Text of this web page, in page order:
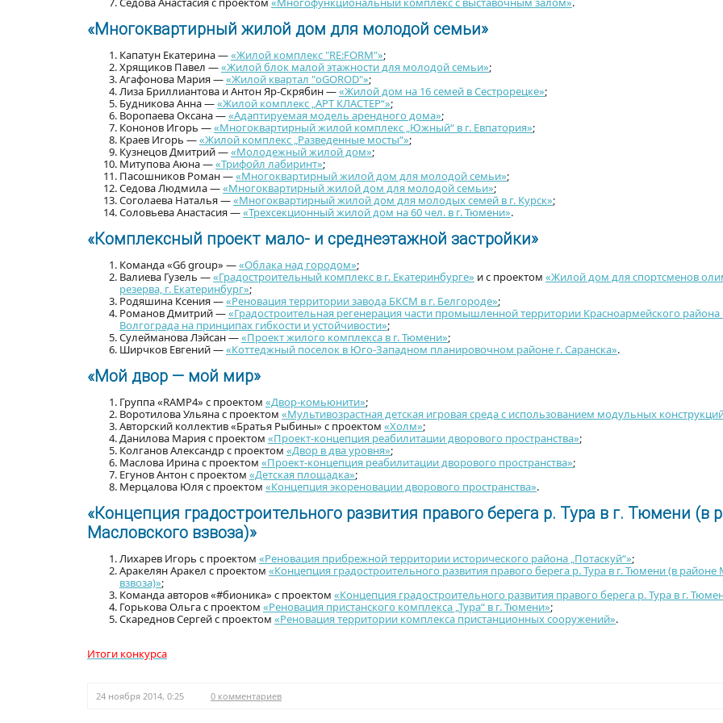
«Многоквартирный жилой дом для молодой семьи»
Капатун Екатерина —«Жилой комплекс "RE:FORM"»;
Хрящиков Павел —«Жилой блок малой этажности для молодой семьи»;
Агафонова Мария —«Жилой квартал "oGOROD"»;
Лиза Бриллиантова и Антон Яр-Скрябин —«Жилой дом на 16 семей в Сестрорецке»;
Будникова Анна —«Жилой комплекс „АРТ КЛАСТЕР“»;
Воропаева Оксана —«Адаптируемая модель арендного дома»;
Кононов Игорь —«Многоквартирный жилой комплекс „Южный“ в г. Евпатория»;
Краев Игорь —«Жилой комплекс „Разведенные мосты“»;
Кузнецов Дмитрий —«Молодежный жилой дом»;
Митупова Аюна —«Трифойл лабиринт»;
Пасошников Роман —«Многоквартирный жилой дом для молодой семьи»;
Седова Людмила —«Многоквартирный жилой дом для молодой семьи»;
Соголаева Наталья —«Многоквартирный жилой дом для молодых семей в г. Курск»;
Соловьева Анастасия —«Трехсекционный жилой дом на 60 чел. в г. Тюмени».
«Комплексный проект мало- и среднеэтажной застройки»
Команда «G6 group» —«Облака над городом»;
Валиева Гузель —«Градостроительный комплекс в г. Екатеринбурге» и с проектом «Жилой дом для спортсменов
резерва, г. Екатеринбург»;
Родяшина Ксения —«Реновация территории завода БКСМ в г. Белгороде»;
Романов Дмитрий —«Градостроительная регенерация части промышленной территории Красноармейского района
Волгограда на принципах гибкости и устойчивости»;
Сулейманова Лэйсан —«Проект жилого комплекса в г. Тюмени»;
Ширчков Евгений —«Коттеджный поселок в Юго-Западном планировочном районе г. Саранска».
«Мой двор — мой мир»
Группа «RAMP4» с проектом «Двор-комьюнити»;
Воротилова Ульяна с проектом «Мультивозрастная детская игровая среда с использованием модульных
Авторский коллектив «Братья Рыбины» с проектом «Холм»;
Данилова Мария с проектом «Проект-концепция реабилитации дворового пространства»;
Колганов Александр с проектом «Двор в два уровня»;
Маслова Ирина с проектом «Проект-концепция реабилитации дворового пространства»;
Егунов Антон с проектом «Детская площадка»;
Мерцалова Юля с проектом «Концепция экореновации дворового пространства».
«Концепция градостроительного развития правого берега р. Тура в г. Тюмени (в
Масловского взвоза)»
Лихарев Игорь с проектом «Реновация прибрежной территории исторического района „Потаскуй“»;
Аракелян Аракел с проектом «Концепция градостроительного развития правого берега р. Тура в г. Тюмени (в районе
взвоза)»;
Команда авторов «#бионика» с проектом «Концепция градостроительного развития правого берега р. Тура в г.
Горькова Ольга с проектом «Реновация пристанского комплекса „Тура“ в г. Тюмени»;
Скареднов Сергей с проектом «Реновация территории комплекса пристанционных сооружений».
Итоги конкурса
24 ноября 2014, 0:25 0 комментариев